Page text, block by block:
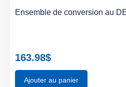
Ensemble de conversion au
163.98$
Ajouter au panier